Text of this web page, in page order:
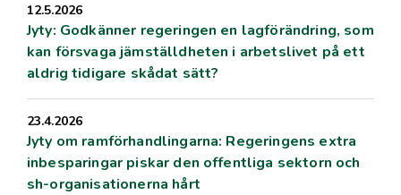
12.5.2026
Jyty: Godkänner regeringen en lagförändring, som
kan försvaga jämställdheten i arbetslivet på ett
aldrig tidigare skådat sätt?
23.4.2026
Jyty om ramförhandlingarna: Regeringens extra
inbesparingar piskar den offentliga sektorn och
sh-organisationerna hårt